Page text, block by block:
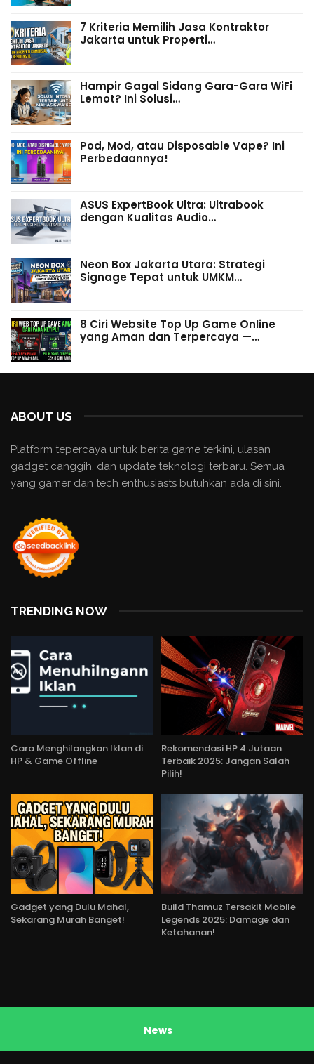
7 Kriteria Memilih Jasa Kontraktor
Jakarta untuk Properti…
Hampir Gagal Sidang Gara-Gara WiFi
Lemot? Ini Solusi…
Pod, Mod, atau Disposable Vape? Ini
Perbedaannya!
ASUS ExpertBook Ultra: Ultrabook
dengan Kualitas Audio…
Neon Box Jakarta Utara: Strategi
Signage Tepat untuk UMKM…
8 Ciri Website Top Up Game Online
yang Aman dan Terpercaya —…
ABOUT US
Platform tepercaya untuk berita game terkini, ulasan
gadget canggih, dan update teknologi terbaru. Semua
yang gamer dan tech enthusiasts butuhkan ada di sini.
TRENDING NOW
Cara Menghilangkan Iklan di
HP & Game Offline
Rekomendasi HP 4 Jutaan
Terbaik 2025: Jangan Salah
Pilih!
Gadget yang Dulu Mahal,
Sekarang Murah Banget!
Build Thamuz Tersakit Mobile
Legends 2025: Damage dan
Ketahanan!
News